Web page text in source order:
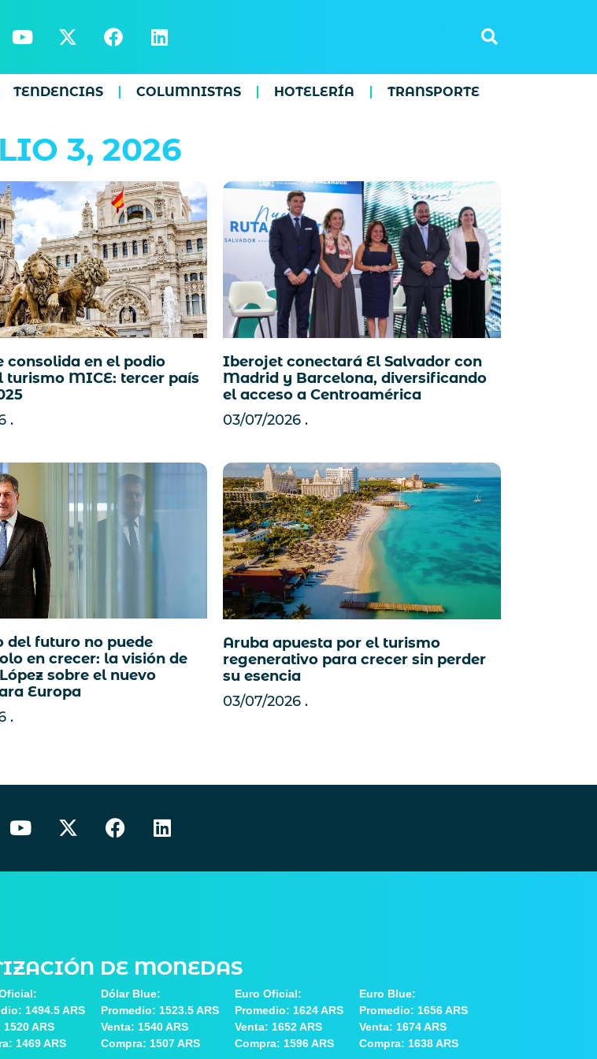
TENDENCIAS COLUMNISTAS HOTELERÍA TRANSPORTE
3, 2026
consolida en el podio
turismo MICE: tercer país
Iberojet conectará El Salvador con
Madrid y Barcelona, diversificando
el acceso a Centroamérica
03/07/2026
del futuro no puede
en crecer: la visión de
sobre el nuevo
Europa
Aruba apuesta por el turismo
regenerativo para crecer sin perder
su esencia
03/07/2026
DE MONEDAS
1494.5 ARS
1520 ARS
1469 ARS
Dólar Blue:
Promedio: 1523.5 ARS
Venta: 1540 ARS
Compra: 1507 ARS
Euro Oficial:
Promedio: 1624 ARS
Venta: 1652 ARS
Compra: 1596 ARS
Euro Blue:
Promedio: 1656 ARS
Venta: 1674 ARS
Compra: 1638 ARS